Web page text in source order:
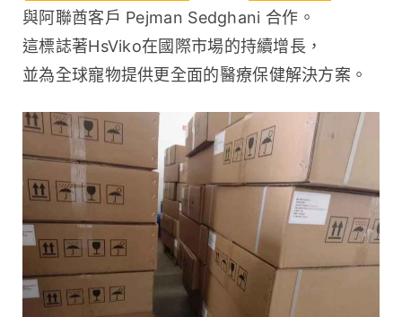
與阿聯酋客戶 Pejman Sedghani 合作。
這標誌著HsViko在國際市場的持續增長，
並為全球寵物提供更全面的醫療保健解決方案。